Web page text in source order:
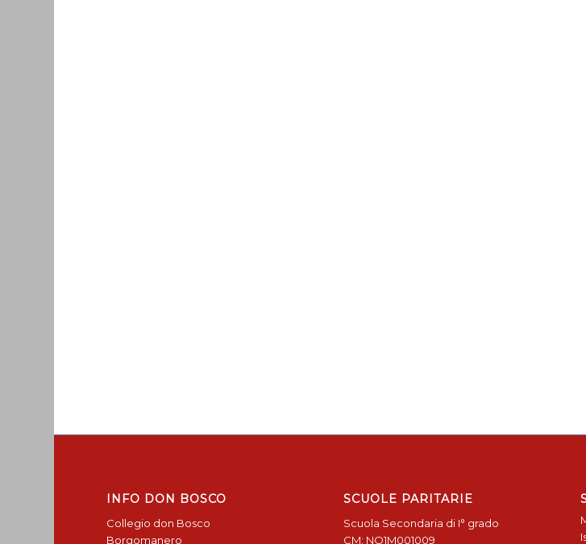
INFO DON BOSCO
Collegio don Bosco
Borgomanero
SCUOLE PARITARIE
Scuola Secondaria di I° grado
CM: NO1M001009